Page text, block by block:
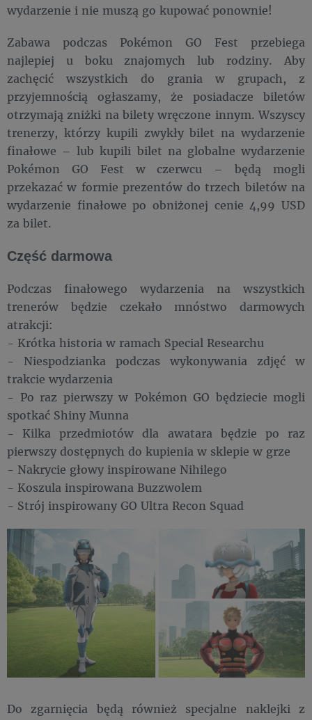
wydarzenie i nie muszą go kupować ponownie!
Zabawa podczas Pokémon GO Fest przebiega
najlepiej u boku znajomych lub rodziny. Aby
zachęcić wszystkich do grania w grupach, z
przyjemnością ogłaszamy, że posiadacze biletów
otrzymają zniżki na bilety wręczone innym. Wszyscy
trenerzy, którzy kupili zwykły bilet na wydarzenie
finałowe – lub kupili bilet na globalne wydarzenie
Pokémon GO Fest w czerwcu – będą mogli
przekazać w formie prezentów do trzech biletów na
wydarzenie finałowe po obniżonej cenie 4,99 USD
za bilet.
Część darmowa
Podczas finałowego wydarzenia na wszystkich
trenerów będzie czekało mnóstwo darmowych
atrakcji:
- Krótka historia w ramach Special Researchu
- Niespodzianka podczas wykonywania zdjęć w
trakcie wydarzenia
- Po raz pierwszy w Pokémon GO będziecie mogli
spotkać Shiny Munna
- Kilka przedmiotów dla awatara będzie po raz
pierwszy dostępnych do kupienia w sklepie w grze
- Nakrycie głowy inspirowane Nihilego
- Koszula inspirowana Buzzwolem
- Strój inspirowany GO Ultra Recon Squad
Do zgarnięcia będą również specjalne naklejki z